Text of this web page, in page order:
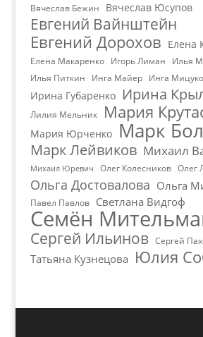
Вячеслав Бежин Вячеслав Юсупов
Евгений Вайнштейн
Евгений Дорохов Елена
Елена Макаренко Игорь Лиман
Илья
Илья Питкин
Инга Майер Инга
Ирина Губаренко Ирина
Лилия Мельник Мария
Мария Юрченко Марк
Марк Лейвиков Михаил
Михаил Юревич Олег Колесников Олег
Ольга Достовалова Ольга
Павел Павлов Светлана Видгоф
Семён
Сергей Ильинов Сергей
Татьяна Кузнецова Юлия